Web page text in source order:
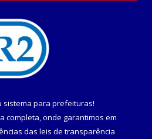
sistema para prefeituras!
completa, onde garantimos em
das leis de transparência